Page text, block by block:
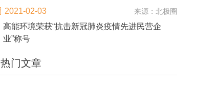
2021-02-03 来源：北极圈
高能环境荣获“抗击新冠肺炎疫情先进民营企
业”称号
热门文章